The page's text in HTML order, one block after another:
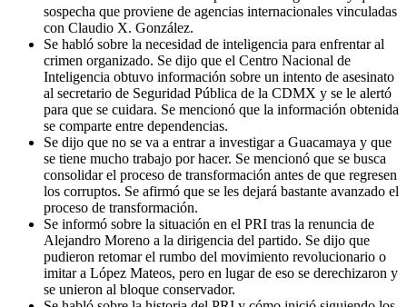
sospecha que proviene de agencias internacionales vinculadas
con Claudio X. González.
Se habló sobre la necesidad de inteligencia para enfrentar al
crimen organizado. Se dijo que el Centro Nacional de
Inteligencia obtuvo información sobre un intento de asesinato
al secretario de Seguridad Pública de la CDMX y se le alertó
para que se cuidara. Se mencionó que la información obtenida
se comparte entre dependencias.
Se dijo que no se va a entrar a investigar a Guacamaya y que
se tiene mucho trabajo por hacer. Se mencionó que se busca
consolidar el proceso de transformación antes de que regresen
los corruptos. Se afirmó que se les dejará bastante avanzado el
proceso de transformación.
Se informó sobre la situación en el PRI tras la renuncia de
Alejandro Moreno a la dirigencia del partido. Se dijo que
pudieron retomar el rumbo del movimiento revolucionario o
imitar a López Mateos, pero en lugar de eso se derechizaron y
se unieron al bloque conservador.